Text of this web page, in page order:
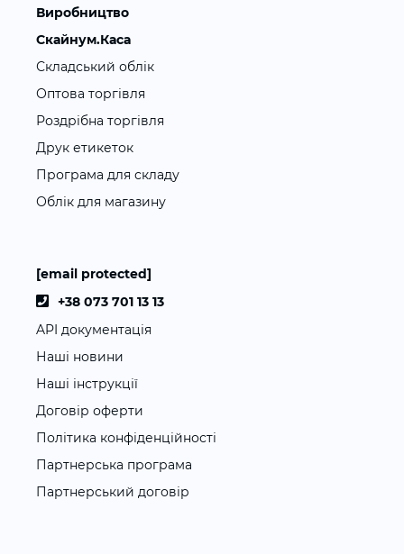
Виробництво
Скайнум.Каса
Складський облік
Оптова торгівля
Роздрібна торгівля
Друк етикеток
Програма для складу
Облік для магазину
[email protected]
+38 073 701 13 13
API документація
Наші новини
Наші інструкції
Договір оферти
Політика конфіденційності
Партнерська програма
Партнерський договір